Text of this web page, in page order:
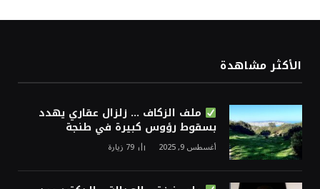
الأكثر مشاهدة
ملف الزكاف … زلزال عقاري يهدد
بسقوط رؤوس كبيرة في طنجة
أغسطس 9, 2025 79 زيارة